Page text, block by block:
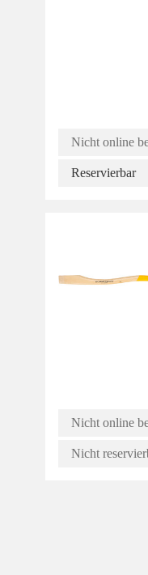
Nicht online
Reservierbar
Nicht online
Nicht